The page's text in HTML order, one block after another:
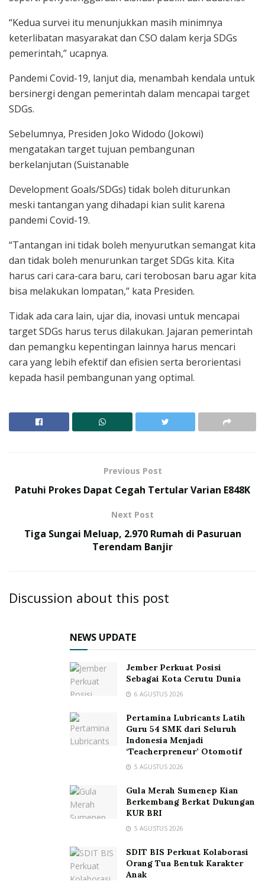
“Kedua survei itu menunjukkan masih minimnya
keterlibatan masyarakat dan CSO dalam kerja SDGs
pemerintah,” ucapnya.
Pandemi Covid-19, lanjut dia, menambah kendala untuk
bersinergi dengan pemerintah dalam mencapai target
SDGs.
Sebelumnya, Presiden Joko Widodo (Jokowi)
mengatakan target tujuan pembangunan
berkelanjutan (Suistanable
Development Goals/SDGs) tidak boleh diturunkan
meski tantangan yang dihadapi kian sulit karena
pandemi Covid-19.
“Tantangan ini tidak boleh menyurutkan semangat kita
dan tidak boleh menurunkan target SDGs kita. Kita
harus cari cara-cara baru, cari terobosan baru agar kita
bisa melakukan lompatan,” kata Presiden.
Tidak ada cara lain, ujar dia, inovasi untuk mencapai
target SDGs harus terus dilakukan. Jajaran pemerintah
dan pemangku kepentingan lainnya harus mencari
cara yang lebih efektif dan efisien serta berorientasi
kepada hasil pembangunan yang optimal.
Previous Post
Patuhi Prokes Dapat Cegah Tertular Varian E848K
Next Post
Tiga Sungai Meluap, 2.970 Rumah di Pasuruan
Terendam Banjir
Discussion about this post
NEWS UPDATE
Jember Perkuat Posisi
Sebagai Kota Cerutu Dunia
6 AGUSTUS 2026
Pertamina Lubricants Latih
Guru 54 SMK dari Seluruh
Indonesia Menjadi
‘Teacherpreneur’ Otomotif
5 AGUSTUS 2026
Gula Merah Sumenep Kian
Berkembang Berkat Dukungan
KUR BRI
5 AGUSTUS 2026
SDIT BIS Perkuat Kolaborasi
Orang Tua Bentuk Karakter
Anak